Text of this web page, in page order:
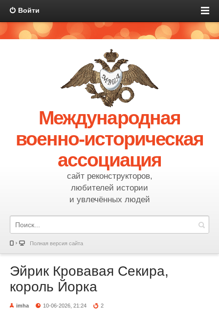
Войти
Международная
военно-историческая
ассоциация
сайт реконструкторов,
любителей истории
и увлечённых людей
Полная версия сайта
Эйрик Кровавая Секира,
король Йорка
imha 10-06-2026, 21:24 2